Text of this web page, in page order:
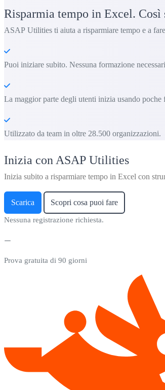
Risparmia tempo in Excel. Così
ASAP Utilities ti aiuta a risparmiare tempo e a
Puoi iniziare subito. Nessuna formazione
La maggior parte degli utenti inizia usando
Utilizzato da team in oltre 28.500 organizzazioni.
Inizia con ASAP Utilities
Inizia subito a risparmiare tempo in Excel con
Scarica Scopri cosa puoi fare
Nessuna registrazione richiesta.
Prova gratuita di 90 giorni